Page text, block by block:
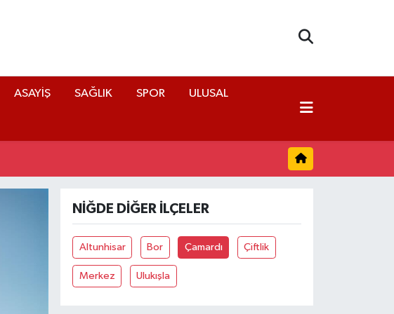
ASAYİŞ SAĞLIK SPOR ULUSAL
NIĞDE DIĞER İLÇELER
Altunhisar Bor Çamardı Çiftlik
Merkez Ulukışla